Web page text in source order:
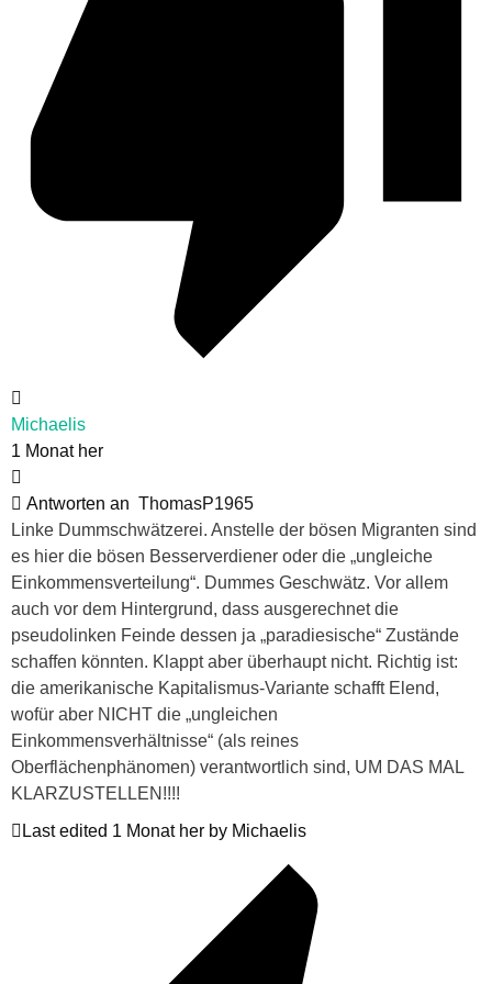
Michaelis
1 Monat her
Antworten an ThomasP1965
Linke Dummschwätzerei. Anstelle der bösen Migranten sind
es hier die bösen Besserverdiener oder die „ungleiche
Einkommensverteilung“. Dummes Geschwätz. Vor allem
auch vor dem Hintergrund, dass ausgerechnet die
pseudolinken Feinde dessen ja „paradiesische“ Zustände
schaffen könnten. Klappt aber überhaupt nicht. Richtig ist:
die amerikanische Kapitalismus-Variante schafft Elend,
wofür aber NICHT die „ungleichen
Einkommensverhältnisse“ (als reines
Oberflächenphänomen) verantwortlich sind, UM DAS MAL
KLARZUSTELLEN!!!!
Last edited 1 Monat her by Michaelis